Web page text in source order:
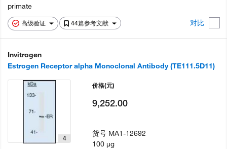
高级验证 44篇参考文献 对比
primate
Invitrogen
Estrogen Receptor alpha Monoclonal Antibody (TE111.5D11)
4
价格(元)
9,252.00
货号 MA1-12692
100 µg